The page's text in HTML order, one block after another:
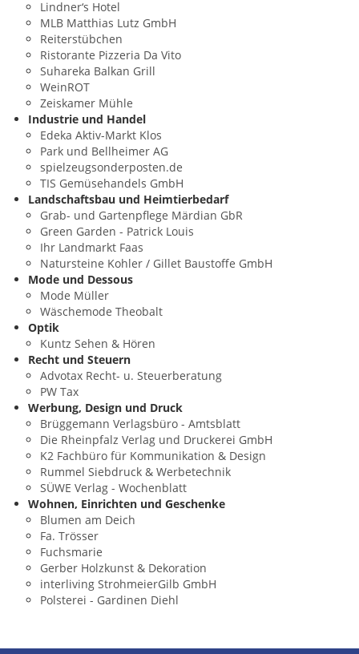
Lindner‘s Hotel
MLB Matthias Lutz GmbH
Reiterstübchen
Ristorante Pizzeria Da Vito
Suhareka Balkan Grill
WeinROT
Zeiskamer Mühle
Industrie und Handel
Edeka Aktiv-Markt Klos
Park und Bellheimer AG
spielzeugsonderposten.de
TIS Gemüsehandels GmbH
Landschaftsbau und Heimtierbedarf
Grab- und Gartenpflege Märdian GbR
Green Garden - Patrick Louis
Ihr Landmarkt Faas
Natursteine Kohler / Gillet Baustoffe GmbH
Mode und Dessous
Mode Müller
Wäschemode Theobalt
Optik
Kuntz Sehen & Hören
Recht und Steuern
Advotax Recht- u. Steuerberatung
PW Tax
Werbung, Design und Druck
Brüggemann Verlagsbüro - Amtsblatt
Die Rheinpfalz Verlag und Druckerei GmbH
K2 Fachbüro für Kommunikation & Design
Rummel Siebdruck & Werbetechnik
SÜWE Verlag - Wochenblatt
Wohnen, Einrichten und Geschenke
Blumen am Deich
Fa. Trösser
Fuchsmarie
Gerber Holzkunst & Dekoration
interliving StrohmeierGilb GmbH
Polsterei - Gardinen Diehl